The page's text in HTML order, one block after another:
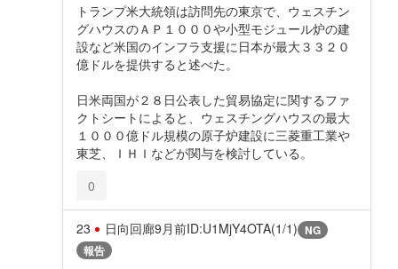
トランプ米大統領は訪問先の東京で、ウェスチン
グハウスのＡＰ１０００や小型モジュール炉の建
設など米国のインフラ支援に日本が最大３３２０
億ドルを提供すると述べた。
日米両国が２８日公表した貿易協定に関するファ
クトシートによると、ウェスチングハウスの最大
１０００億ドル規模の原子炉建設に三菱重工業や
東芝、ＩＨＩなどが関与を検討している。
0
23 日向回廊9月前ID:U1MjY4OTA(1/1) NG
報告